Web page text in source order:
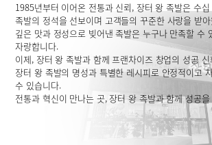
1985년부터 이어온 전통과 신뢰, 장터 왕 족발은 수
족발의 정석을 선보이며 고객들의 꾸준한 사랑을 받
깊은 맛과 정성으로 빚어낸 족발은 누구나 만족할 수
자랑합니다.
이제, 장터 왕 족발과 함께 프랜차이즈 창업의 성공
장터 왕 족발의 명성과 특별한 레시피로 안정적이고
수 있습니다.
전통과 혁신이 만나는 곳, 장터 왕 족발과 함께 성공